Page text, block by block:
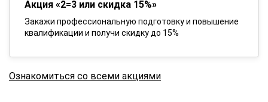
Акция «2=3 или скидка 15%»
Закажи профессиональную подготовку и повышение
квалификации и получи скидку до 15%
Ознакомиться со всеми акциями